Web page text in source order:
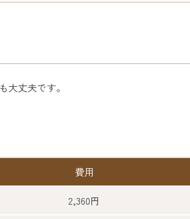
丈夫です。
費用
2,360円